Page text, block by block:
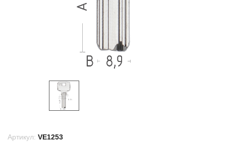
Артикул: VE1253